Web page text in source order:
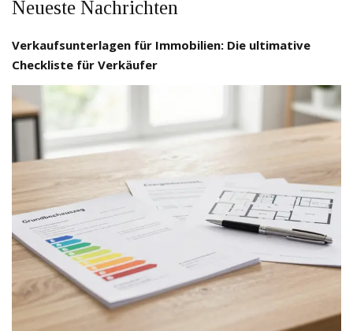
Neueste Nachrichten
Verkaufsunterlagen für Immobilien: Die ultimative
Checkliste für Verkäufer